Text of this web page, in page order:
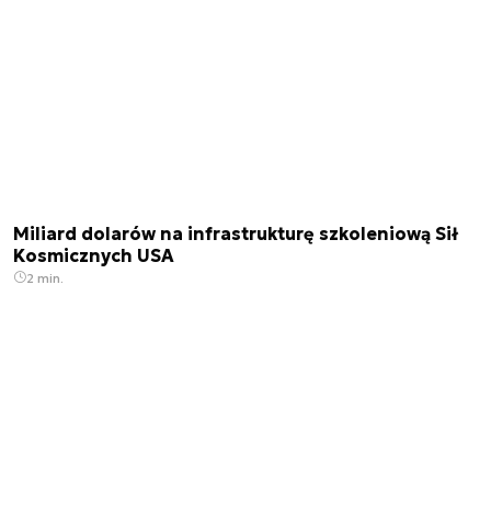
Miliard dolarów na infrastrukturę szkoleniową Sił
Kosmicznych USA
2 min.